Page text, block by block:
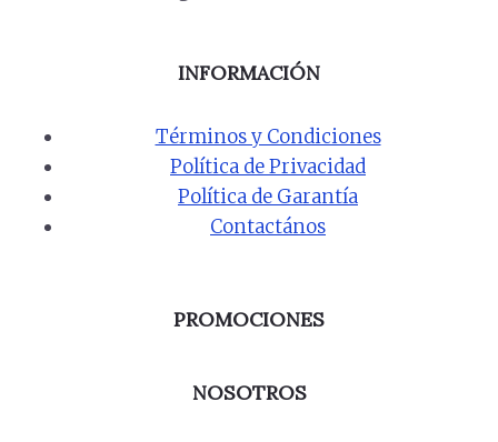
INFORMACIÓN
Términos y Condiciones
Política de Privacidad
Política de Garantía
Contactános
PROMOCIONES
NOSOTROS